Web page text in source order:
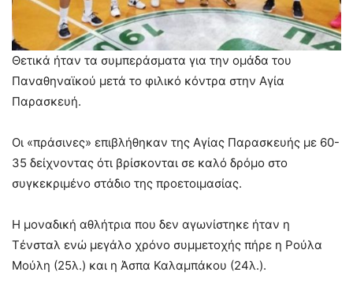
Θετικά ήταν τα συμπεράσματα για την ομάδα του
Παναθηναϊκού μετά το φιλικό κόντρα στην Αγία
Παρασκευή.
Οι «πράσινες» επιβλήθηκαν της Αγίας Παρασκευής με 60-
35 δείχνοντας ότι βρίσκονται σε καλό δρόμο στο
συγκεκριμένο στάδιο της προετοιμασίας.
Η μοναδική αθλήτρια που δεν αγωνίστηκε ήταν η
Τένσταλ ενώ μεγάλο χρόνο συμμετοχής πήρε η Ρούλα
Μούλη (25λ.) και η Άσπα Καλαμπάκου (24λ.).